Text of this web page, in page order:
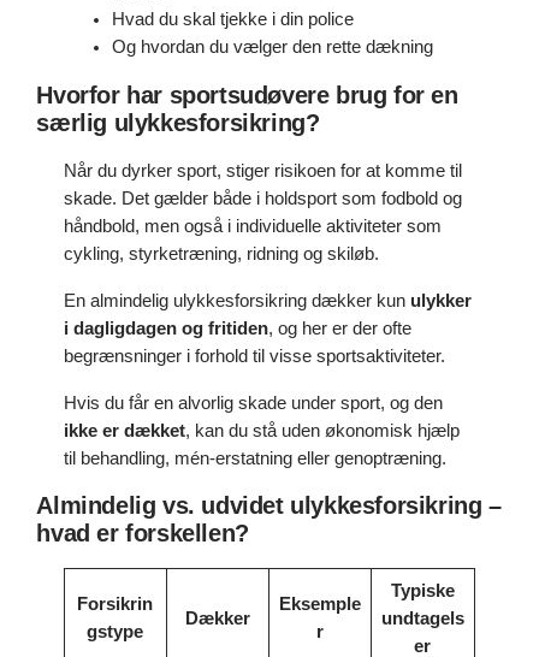
Hvad du skal tjekke i din police
Og hvordan du vælger den rette dækning
Hvorfor har sportsudøvere brug for en
særlig ulykkesforsikring?
Når du dyrker sport, stiger risikoen for at komme til
skade. Det gælder både i holdsport som fodbold og
håndbold, men også i individuelle aktiviteter som
cykling, styrketræning, ridning og skiløb.
En almindelig ulykkesforsikring dækker kun ulykker
i dagligdagen og fritiden, og her er der ofte
begrænsninger i forhold til visse sportsaktiviteter.
Hvis du får en alvorlig skade under sport, og den
ikke er dækket, kan du stå uden økonomisk hjælp
til behandling, mén-erstatning eller genoptræning.
Almindelig vs. udvidet ulykkesforsikring –
hvad er forskellen?
Forsikrin
gstype
Dækker
Eksemple
r
Typiske
undtagels
er